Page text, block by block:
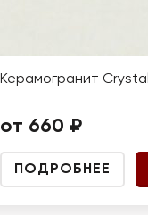
Керамогранит Crystal
от 660 ₽
ПОДРОБНЕЕ